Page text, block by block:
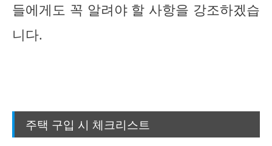
들에게도 꼭 알려야 할 사항을 강조하겠습
니다.
주택 구입 시 체크리스트